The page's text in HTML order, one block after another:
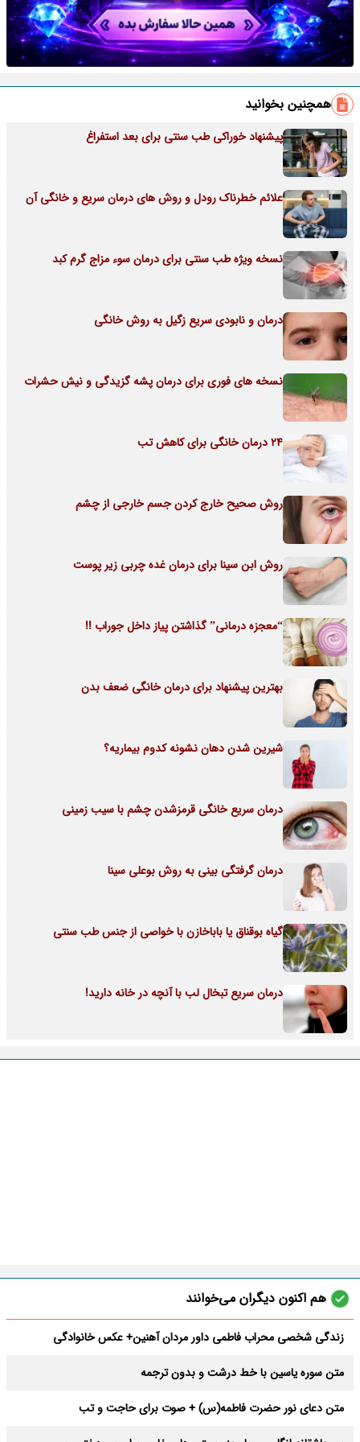
همچنین بخوانید
پیشنهاد خوراکی طب سنتی برای بعد استفراغ
علائم خطرناک رودل و روش های درمان سریع و خانگی آن
نسخه ویژه طب سنتی برای درمان سوء مزاج گرم کبد
درمان و نابودی سریع زگیل به روش خانگی
نسخه های فوری برای درمان پشه گزیدگی و نیش حشرات
24 درمان خانگی برای کاهش تب
روش صحیح خارج کردن جسم خارجی از چشم
روش ابن سینا برای درمان غده چربی زیر پوست
“معجزه درمانی” گذاشتن پیاز داخل جوراب !!
بهترین پیشنهاد برای درمان خانگی ضعف بدن
شیرین شدن دهان نشونه کدوم بیماریه؟
درمان سریع خانگی قرمزشدن چشم با سیب زمینی
درمان گرفتگی بینی به روش بوعلی سینا
گیاه بوقناق یا باباخازن با خواصی از جنس طب سنتی
درمان سریع تبخال لب با آنچه در خانه دارید!
هم اکنون دیگران می‌خوانند
زندگی شخصی محراب فاطمی داور مردان آهنین+ عکس خانوادگی
متن سوره یاسین با خط درشت و بدون ترجمه
متن دعای نور حضرت فاطمه(س) + صوت برای حاجت و تب